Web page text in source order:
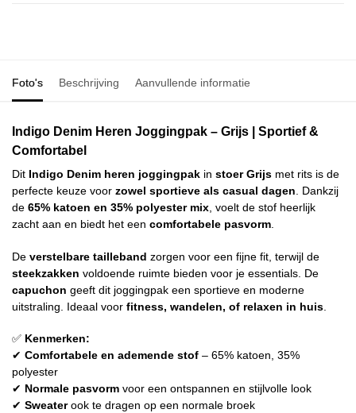
Foto's Beschrijving Aanvullende informatie
Indigo Denim Heren Joggingpak – Grijs | Sportief &
Comfortabel
Dit Indigo Denim heren joggingpak in stoer Grijs met rits is de
perfecte keuze voor zowel sportieve als casual dagen. Dankzij
de 65% katoen en 35% polyester mix, voelt de stof heerlijk
zacht aan en biedt het een comfortabele pasvorm.
De verstelbare tailleband zorgen voor een fijne fit, terwijl de
steekzakken voldoende ruimte bieden voor je essentials. De
capuchon geeft dit joggingpak een sportieve en moderne
uitstraling. Ideaal voor fitness, wandelen, of relaxen in huis
✅ Kenmerken:
✔ Comfortabele en ademende stof – 65% katoen, 35%
polyester
✔ Normale pasvorm voor een ontspannen en stijlvolle look
✔ Sweaterook te dragen op een normale broek